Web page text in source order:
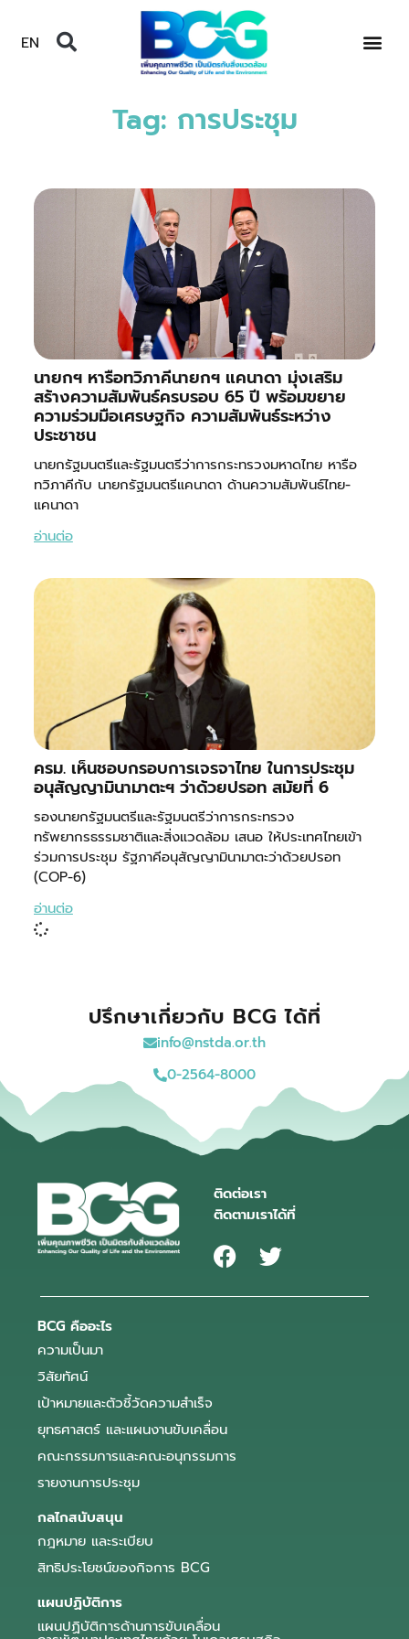
EN
Tag: การประชุม
นายกฯ หารือทวิภาคีนายกฯ แคนาดา มุ่งเสริม
สร้างความสัมพันธ์ครบรอบ 65 ปี พร้อมขยาย
ความร่วมมือเศรษฐกิจ ความสัมพันธ์ระหว่าง
ประชาชน
นายกรัฐมนตรีและรัฐมนตรีว่าการกระทรวงมหาดไทย หารือ
ทวิภาคีกับ นายกรัฐมนตรีแคนาดา ด้านความสัมพันธ์ไทย-
แคนาดา
อ่านต่อ
ครม. เห็นชอบกรอบการเจรจาไทย ในการประชุม
อนุสัญญามินามาตะฯ ว่าด้วยปรอท สมัยที่ 6
รองนายกรัฐมนตรีและรัฐมนตรีว่าการกระทรวง
ทรัพยากรธรรมชาติและสิ่งแวดล้อม เสนอ ให้ประเทศไทยเข้า
ร่วมการประชุม รัฐภาคีอนุสัญญามินามาตะว่าด้วยปรอท
(COP-6)
อ่านต่อ
ปรึกษาเกี่ยวกับ BCG ได้ที่
info@nstda.or.th
0-2564-8000
ติดต่อเรา
ติดตามเราได้ที่
BCG คืออะไร
ความเป็นมา
วิสัยทัศน์
เป้าหมายและตัวชี้วัดความสำเร็จ
ยุทธศาสตร์ และแผนงานขับเคลื่อน
คณะกรรมการและคณะอนุกรรมการ
รายงานการประชุม
กลไกสนับสนุน
กฎหมาย และระเบียบ
สิทธิประโยชน์ของกิจการ BCG
แผนปฏิบัติการ
แผนปฏิบัติการด้านการขับเคลื่อน